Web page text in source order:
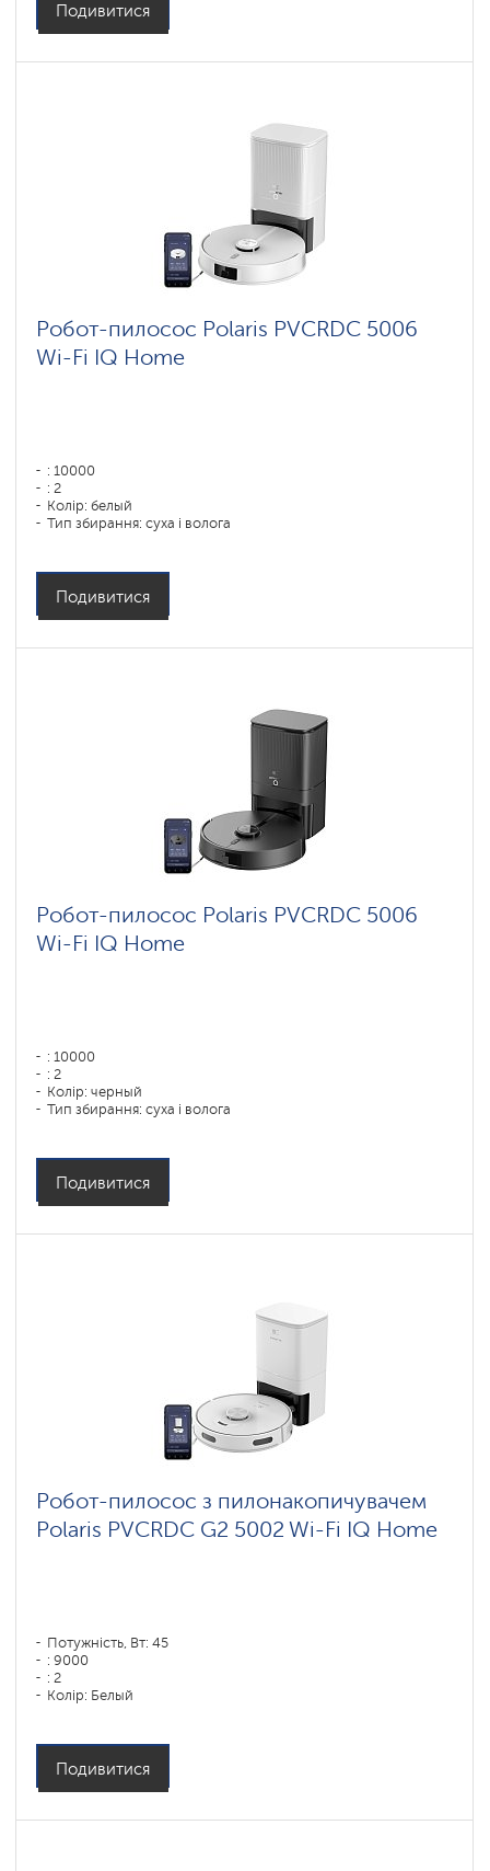
Подивитися
Робот-пилосос Polaris PVCRDC 5006
Wi-Fi IQ Home
: 10000
: 2
Колір: белый
Тип збирання: суха і волога
Подивитися
Робот-пилосос Polaris PVCRDC 5006
Wi-Fi IQ Home
: 10000
: 2
Колір: черный
Тип збирання: суха і волога
Подивитися
Робот-пилосос з пилонакопичувачем
Polaris PVCRDC G2 5002 Wi-Fi IQ Home
Потужність, Вт: 45
: 9000
: 2
Колір: Белый
Подивитися